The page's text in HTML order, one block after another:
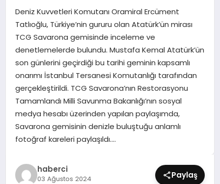
SAĞLIK
SIYASET
SPOR
TEKNOLOJI
YAŞAM
Deniz Kuvvetleri Komutanı Oramiral Ercüment
Tatlıoğlu, Türkiye’nin gururu olan Atatürk’ün mirası
TCG Savarona gemisinde inceleme ve
denetlemelerde bulundu. Mustafa Kemal Atatürk’ün
son günlerini geçirdiği bu tarihi geminin kapsamlı
onarımı İstanbul Tersanesi Komutanlığı tarafından
gerçekleştirildi. TCG Savarona’nın Restorasyonu
Tamamlandı Milli Savunma Bakanlığı’nın sosyal
medya hesabı üzerinden yapılan paylaşımda,
Savarona gemisinin denizle buluştuğu anlamlı
fotoğraf kareleri paylaşıldı….
haberci
03 Ağustos 2024 Paylaş